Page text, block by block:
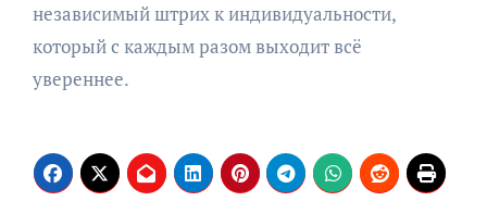
независимый штрих к индивидуальности,
который с каждым разом выходит всё
увереннее.